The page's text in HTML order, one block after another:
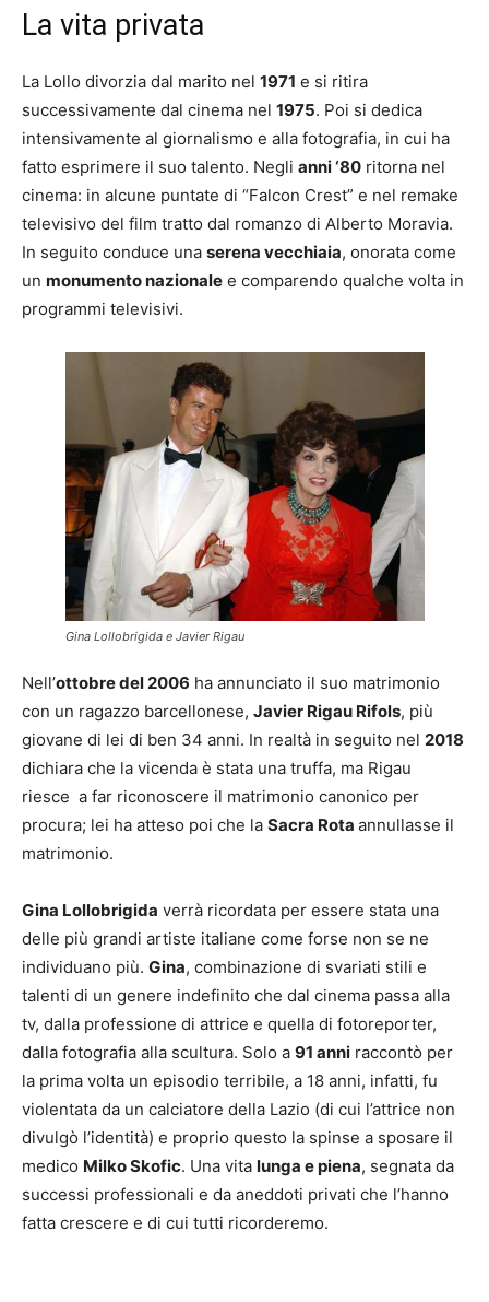
La vita privata
La Lollo divorzia dal marito nel 1971 e si ritira
successivamente dal cinema nel 1975. Poi si dedica
intensivamente al giornalismo e alla fotografia, in cui ha
fatto esprimere il suo talento. Negli anni ‘80 ritorna nel
cinema: in alcune puntate di “Falcon Crest” e nel remake
televisivo del film tratto dal romanzo di Alberto Moravia.
In seguito conduce una serena vecchiaia, onorata come
un monumento nazionale e comparendo qualche volta in
programmi televisivi.
Gina Lollobrigida e Javier Rigau
Nell’ottobre del 2006 ha annunciato il suo matrimonio
con un ragazzo barcellonese, Javier Rigau Rifols, più
giovane di lei di ben 34 anni. In realtà in seguito nel 2018
dichiara che la vicenda è stata una truffa, ma Rigau
riesce a far riconoscere il matrimonio canonico per
procura; lei ha atteso poi che la Sacra Rota annullasse il
matrimonio.
Gina Lollobrigida verrà ricordata per essere stata una
delle più grandi artiste italiane come forse non se ne
individuano più. Gina, combinazione di svariati stili e
talenti di un genere indefinito che dal cinema passa alla
tv, dalla professione di attrice e quella di fotoreporter,
dalla fotografia alla scultura. Solo a 91 anni raccontò per
la prima volta un episodio terribile, a 18 anni, infatti, fu
violentata da un calciatore della Lazio (di cui l’attrice non
divulgò l’identità) e proprio questo la spinse a sposare il
medico Milko Skofic. Una vita lunga e piena, segnata da
successi professionali e da aneddoti privati che l’hanno
fatta crescere e di cui tutti ricorderemo.